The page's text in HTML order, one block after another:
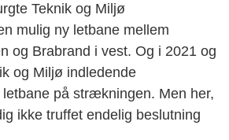
Teknik og Miljø
mulig ny letbane mellem
og Brabrand i vest. Og i 2021 og
og Miljø indledende
på strækningen. Men her,
ikke truffet endelig beslutning